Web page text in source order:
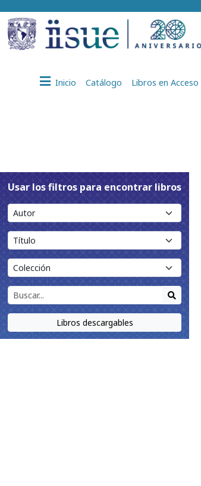
Inicio Catálogo Libros en
Usar los filtros para encontrar libros
Libros descargables